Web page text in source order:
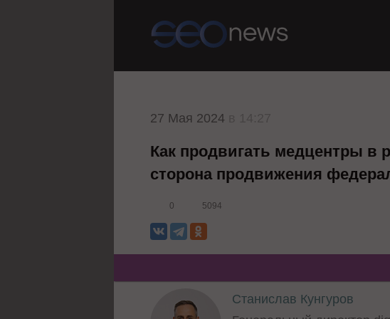
27 Мая 2024
Как продвигать медцентры в
сторона продвижения
0 5094
Станислав Кунгуров